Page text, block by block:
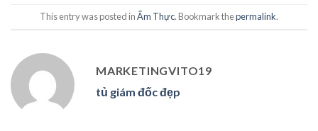
This entry was posted inẨm Thực. Bookmark thepermalink.
MARKETINGVITO19
tủ giám đốc đẹp